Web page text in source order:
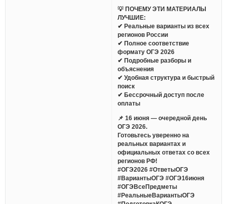
💡 ПОЧЕМУ ЭТИ МАТЕРИАЛЫ
ЛУЧШИЕ:
✔ Реальные варианты из всех
регионов России
✔ Полное соответствие
формату ОГЭ 2026
✔ Подробные разборы и
объяснения
✔ Удобная структура и быстрый
поиск
✔ Бессрочный доступ после
оплаты
📌 16 июня — очередной день
ОГЭ 2026.
Готовьтесь уверенно на
реальных вариантах и
официальных ответах со всех
регионов РФ!
#ОГЭ2026 #ОтветыОГЭ
#ВариантыОГЭ #ОГЭ16июня
#ОГЭВсеПредметы
#РеальныеВариантыОГЭ